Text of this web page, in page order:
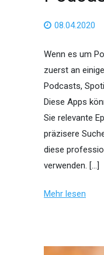
08.04.2020
Wenn es um
zuerst an
Podcasts,
Diese Apps
Sie relevante
präzisere
diese
verwenden. […]
Mehr lesen